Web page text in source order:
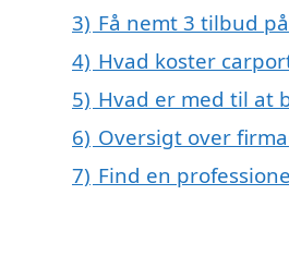
3) Få nemt 3 tilbud
4) Hvad koster
5) Hvad er med til at
6) Oversigt over
7) Find en